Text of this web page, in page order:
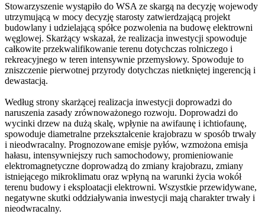
Stowarzyszenie wystąpiło do WSA ze skargą na decyzję wojewody
utrzymującą w mocy decyzję starosty zatwierdzającą projekt
budowlany i udzielającą spółce pozwolenia na budowę elektrowni
węglowej. Skarżący wskazał, że realizacja inwestycji spowoduje
całkowite przekwalifikowanie terenu dotychczas rolniczego i
rekreacyjnego w teren intensywnie przemysłowy. Spowoduje to
zniszczenie pierwotnej przyrody dotychczas nietkniętej ingerencją i
dewastacją.
Według strony skarżącej realizacja inwestycji doprowadzi do
naruszenia zasady zrównoważonego rozwoju. Doprowadzi do
wycinki drzew na dużą skalę, wpłynie na awifaunę i ichtiofaunę,
spowoduje diametralne przekształcenie krajobrazu w sposób trwały
i nieodwracalny. Prognozowane emisje pyłów, wzmożona emisja
hałasu, intensywniejszy ruch samochodowy, promieniowanie
elektromagnetyczne doprowadzą do zmiany krajobrazu, zmiany
istniejącego mikroklimatu oraz wpłyną na warunki życia wokół
terenu budowy i eksploatacji elektrowni. Wszystkie przewidywane,
negatywne skutki oddziaływania inwestycji mają charakter trwały i
nieodwracalny.